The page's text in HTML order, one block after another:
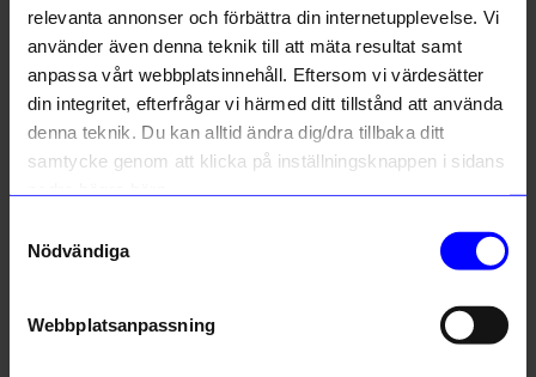
relevanta annonser och förbättra din internetupplevelse. Vi
använder även denna teknik till att mäta resultat samt
anpassa vårt webbplatsinnehåll. Eftersom vi värdesätter
din integritet, efterfrågar vi härmed ditt tillstånd att använda
denna teknik. Du kan alltid ändra dig/dra tillbaka ditt
samtycke genom att klicka på inställningsknappen i sidans
Nödvändiga
Webbplatsanpassning
String furniture
263,75 kr